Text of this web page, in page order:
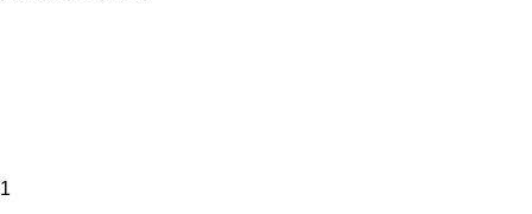
1